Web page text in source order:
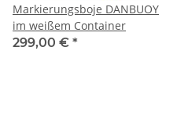
Markierungsboje DANBUOY
im weißem Container
299,00 € *